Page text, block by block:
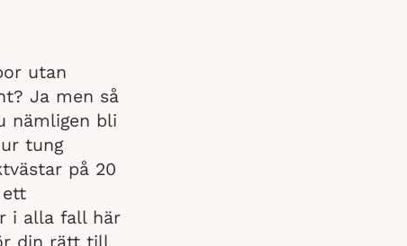
utan
Ja men så
nämligen bli
tung
på 20
ett
i alla fall här
din rätt till